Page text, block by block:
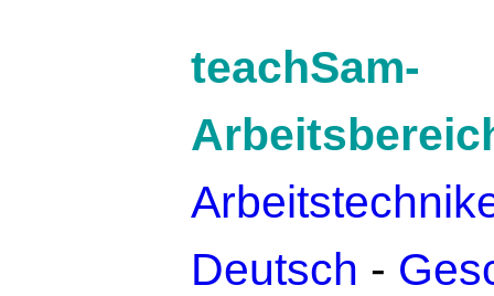
teachSam-
Deutsch -